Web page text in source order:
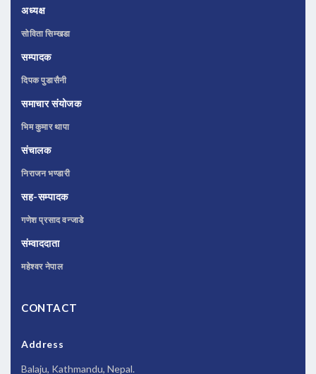
अध्यक्ष
सोविता सिम्खडा
सम्पादक
दिपक पुडासैनी
समाचार संयोजक
भिम कुमार थापा
संचालक
निराजन भण्डारी
सह-सम्पादक
गणेश प्रसाद वन्जाडे
संम्वाददाता
महेश्वर नेपाल
CONTACT
Address
Balaju, Kathmandu, Nepal.